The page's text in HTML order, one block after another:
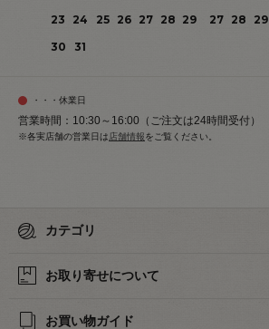
23
24 25 26 27 28 29
30
31
27 28 29
・・・休業日
営業時間：10:30～16:00（ご注文は24時間受付）
※各実店舗の営業日は 店舗情報をご覧ください。
カテゴリ
お取り寄せについて
お買い物ガイド